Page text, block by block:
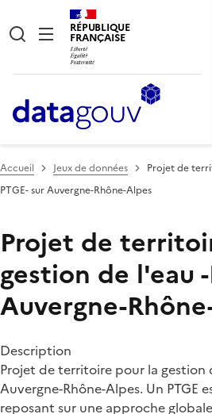
RÉPUBLIQUE
FRANÇAISE
Accueil Jeux de données
Projet de
PTGE- sur Auvergne-Rhône-Alpes
Projet de
gestion de l'eau -
Auvergne-
Description
Projet de territoire pour la gestion
Auvergne-Rhône-Alpes. Un PTGE
reposant sur une approche